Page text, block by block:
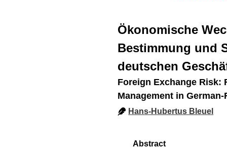
Ökonomische
Bestimmung und
deutschen
Foreign Exchange Risk:
Management in
Hans-Hubertus Bleuel